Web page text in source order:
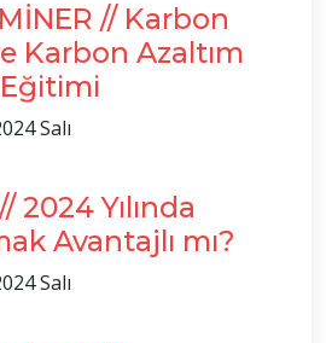
// Karbon
Karbon Azaltım
Salı
2024 Yılında
Avantajlı mı?
Salı